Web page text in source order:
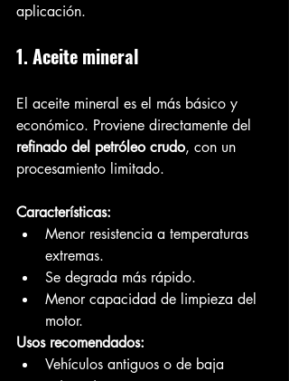
aplicación.
1. Aceite mineral
El aceite mineral es el más básico y
económico. Proviene directamente del
refinado del petróleo crudo, con un
procesamiento limitado.
Características:
Menor resistencia a temperaturas
extremas.
Se degrada más rápido.
Menor capacidad de limpieza del
motor.
Usos recomendados:
Vehículos antiguos o de baja